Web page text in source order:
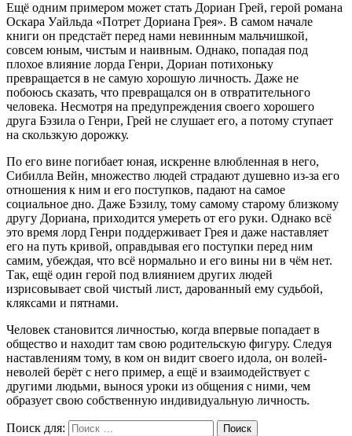
Ещё одним примером может стать Дориан Грей, герой романа
Оскара Уайльда «Потрет Дориана Грея». В самом начале
книги он предстаёт перед нами невинным мальчишкой,
совсем юным, чистым и наивным. Однако, попадая под
плохое влияние лорда Генри, Дориан потихоньку
превращается в не самую хорошую личность. Даже не
побоюсь сказать, что превращался он в отвратительного
человека. Несмотря на предупреждения своего хорошего
друга Бэзила о Генри, Грей не слушает его, а потому ступает
на скользкую дорожку.
По его вине погибает юная, искренне влюбленная в него,
Сибилла Вейн, множество людей страдают душевно из-за его
отношения к ним и его поступков, падают на самое
социальное дно. Даже Бэзилу, тому самому старому близкому
другу Дориана, приходится умереть от его руки. Однако всё
это время лорд Генри поддерживает Грея и даже наставляет
его на путь кривой, оправдывая его поступки перед ним
самим, убеждая, что всё нормально и его вины ни в чём нет.
Так, ещё один герой под влиянием других людей
изрисовывает свой чистый лист, дарованный ему судьбой,
кляксами и пятнами.
Человек становится личностью, когда впервые попадает в
общество и находит там свою родительскую фигуру. Следуя
наставлениям тому, в ком он видит своего идола, он волей-
неволей берёт с него пример, а ещё и взаимодействует с
другими людьми, вынося уроки из общения с ними, чем
образует свою собственную индивидуальную личность.
Поиск для: Поиск